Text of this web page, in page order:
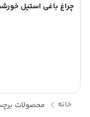
چراغ باغی استیل
خانه محصولات